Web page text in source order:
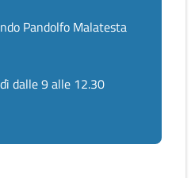
Pandolfo Malatesta
dalle 9 alle 12.30